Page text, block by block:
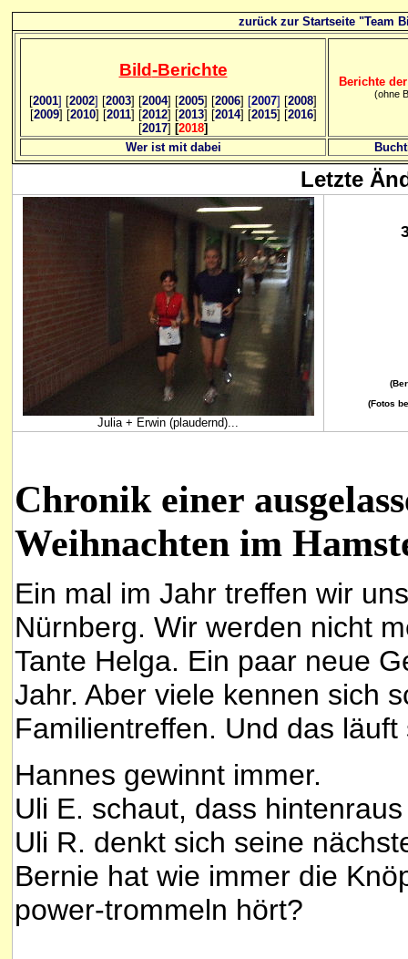
zurück zur Startseite "Team
Bild-Berichte
[2001] [2002] [2003] [2004] [2005] [2006] [2007] [2008]
[2009] [2010] [2011] [2012] [2013] [2014] [2015] [2016]
[2017] [2018]
Berichte
(ohne
Wer ist mit dabei
Letzte
Julia + Erwin (plaudernd)...
(Fotos
Chronik einer
Weihnachten im
Ein mal im Jahr treffen wir
Nürnberg. Wir werden nicht
Tante Helga. Ein paar neue
Jahr. Aber viele kennen sich
Familientreffen. Und das läuft
Hannes gewinnt immer.
Uli E. schaut, dass
Uli R. denkt sich seine
Bernie hat wie immer die
power-trommeln hört?